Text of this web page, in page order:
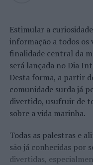
Estimular a
informação a todos os
finalidade central da
será lançada no Dia
Desta forma, a partir
comunidade surda já
divertido, usufruir de
sobre a vida marinha.
Todas as palestras e
são já conhecidas por
divertidas,